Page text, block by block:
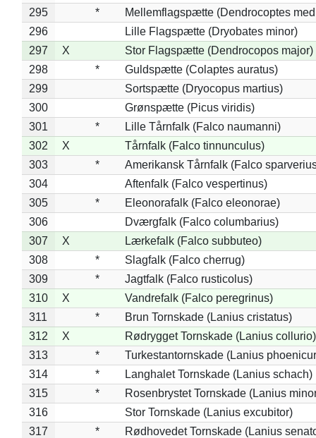
295
*
Mellemflagspætte (Dendrocoptes
296
Lille Flagspætte (Dryobates minor)
297
X
Stor Flagspætte (Dendrocopos major)
298
*
Guldspætte (Colaptes auratus)
299
Sortspætte (Dryocopus martius)
300
Grønspætte (Picus viridis)
301
*
Lille Tårnfalk (Falco naumanni)
302
X
Tårnfalk (Falco tinnunculus)
303
*
Amerikansk Tårnfalk (Falco
304
Aftenfalk (Falco vespertinus)
305
*
Eleonorafalk (Falco eleonorae)
306
Dværgfalk (Falco columbarius)
307
X
Lærkefalk (Falco subbuteo)
308
*
Slagfalk (Falco cherrug)
309
*
Jagtfalk (Falco rusticolus)
310
X
Vandrefalk (Falco peregrinus)
311
*
Brun Tornskade (Lanius cristatus)
312
X
Rødrygget Tornskade (Lanius collurio)
313
*
Turkestantornskade (Lanius
314
*
Langhalet Tornskade (Lanius schach)
315
*
Rosenbrystet Tornskade (Lanius
316
Stor Tornskade (Lanius excubitor)
317
*
Rødhovedet Tornskade (Lanius